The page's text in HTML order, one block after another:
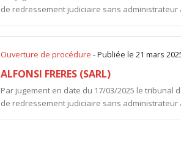
de redressement judiciaire sans administrateur
Ouverture de procédure - Publiée le 21 mars
ALFONSI FRERES (SARL)
Par jugement en date du 17/03/2025 le tribunal
de redressement judiciaire sans administrateur à